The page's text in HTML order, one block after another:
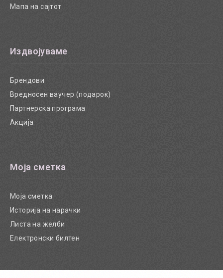
Мапа на сајтот
Издвојуваме
Брендови
Вредносен ваучер (подарок)
Партнерска програма
Акција
Моја сметка
Моја сметка
Историја на нарачки
Листа на желби
Електронски билтен